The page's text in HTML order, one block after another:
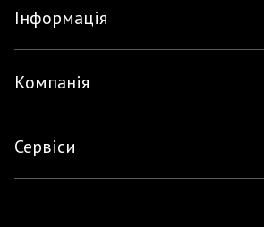
Інформація
Компанія
Сервіси